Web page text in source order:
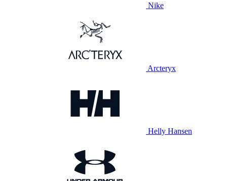
Nike
Arcteryx
Helly Hansen